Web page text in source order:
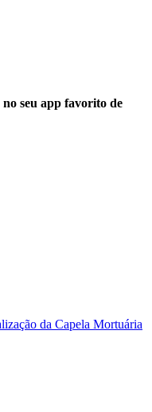
seu app favorito de